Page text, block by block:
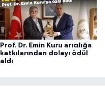
Prof. Dr. Emin Kuru arıcılığa
katkılarından dolayı ödül
aldı